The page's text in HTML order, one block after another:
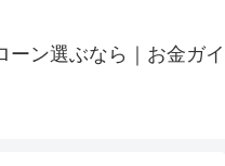
ーン選ぶなら｜お金ガイ